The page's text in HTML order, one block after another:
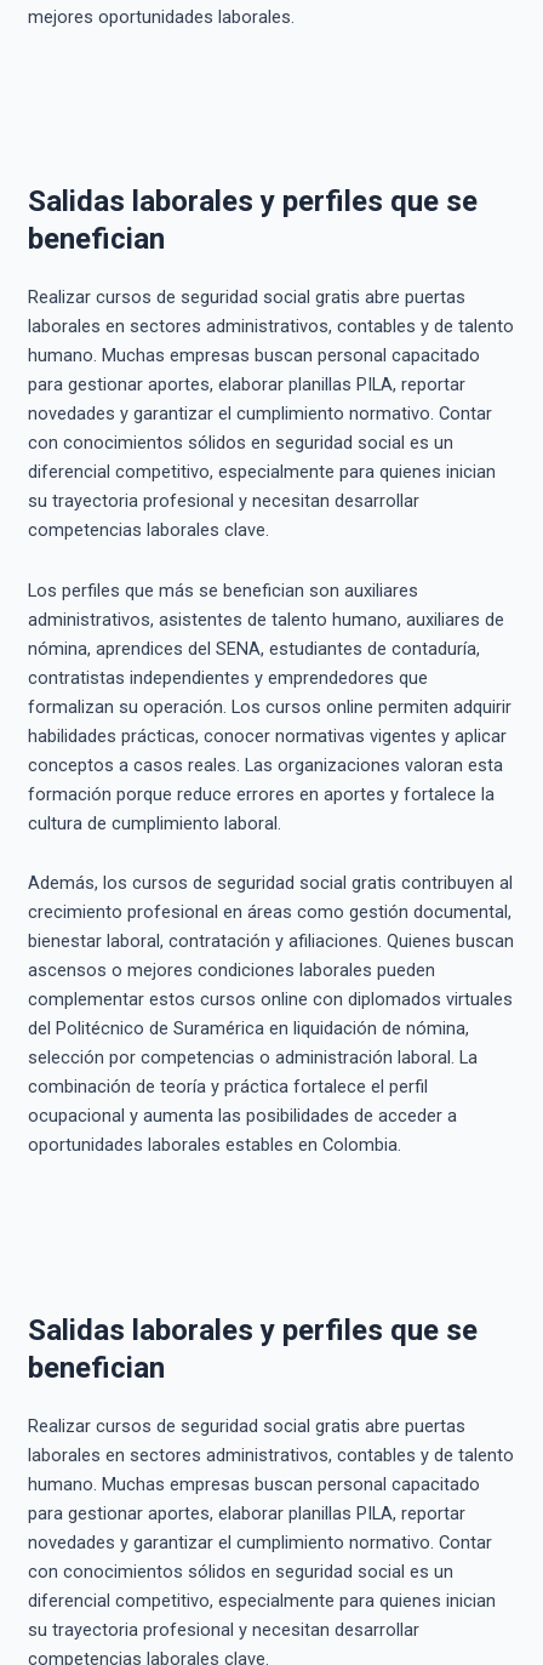
mejores oportunidades laborales.
Salidas laborales y perfiles que se
benefician
Realizar cursos de seguridad social gratis abre puertas
laborales en sectores administrativos, contables y de talento
humano. Muchas empresas buscan personal capacitado
para gestionar aportes, elaborar planillas PILA, reportar
novedades y garantizar el cumplimiento normativo. Contar
con conocimientos sólidos en seguridad social es un
diferencial competitivo, especialmente para quienes inician
su trayectoria profesional y necesitan desarrollar
competencias laborales clave.
Los perfiles que más se benefician son auxiliares
administrativos, asistentes de talento humano, auxiliares de
nómina, aprendices del SENA, estudiantes de contaduría,
contratistas independientes y emprendedores que
formalizan su operación. Los cursos online permiten adquirir
habilidades prácticas, conocer normativas vigentes y aplicar
conceptos a casos reales. Las organizaciones valoran esta
formación porque reduce errores en aportes y fortalece la
cultura de cumplimiento laboral.
Además, los cursos de seguridad social gratis contribuyen al
crecimiento profesional en áreas como gestión documental,
bienestar laboral, contratación y afiliaciones. Quienes buscan
ascensos o mejores condiciones laborales pueden
complementar estos cursos online con diplomados virtuales
del Politécnico de Suramérica en liquidación de nómina,
selección por competencias o administración laboral. La
combinación de teoría y práctica fortalece el perfil
ocupacional y aumenta las posibilidades de acceder a
oportunidades laborales estables en Colombia.
Salidas laborales y perfiles que se
benefician
Realizar cursos de seguridad social gratis abre puertas
laborales en sectores administrativos, contables y de talento
humano. Muchas empresas buscan personal capacitado
para gestionar aportes, elaborar planillas PILA, reportar
novedades y garantizar el cumplimiento normativo. Contar
con conocimientos sólidos en seguridad social es un
diferencial competitivo, especialmente para quienes inician
su trayectoria profesional y necesitan desarrollar
competencias laborales clave.